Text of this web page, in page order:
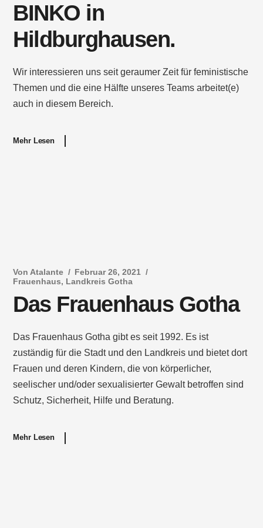
BINKO in
Hildburghausen.
Wir interessieren uns seit geraumer Zeit für feministische
Themen und die eine Hälfte unseres Teams arbeitet(e)
auch in diesem Bereich.
Mehr Lesen
Von Atalante
Februar 26, 2021
Frauenhaus, Landkreis Gotha
Das Frauenhaus Gotha
Das Frauenhaus Gotha gibt es seit 1992. Es ist
zuständig für die Stadt und den Landkreis und bietet dort
Frauen und deren Kindern, die von körperlicher,
seelischer und/oder sexualisierter Gewalt betroffen sind
Schutz, Sicherheit, Hilfe und Beratung.
Mehr Lesen